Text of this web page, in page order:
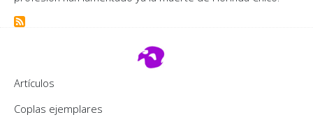
Footer 2
Artículos
Coplas ejemplares